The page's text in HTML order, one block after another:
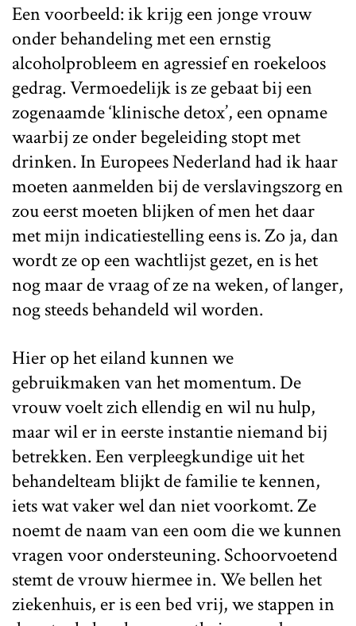
Een voorbeeld: ik krijg een jonge vrouw
onder behandeling met een ernstig
alcoholprobleem en agressief en roekeloos
gedrag. Vermoedelijk is ze gebaat bij een
zogenaamde ‘klinische detox’, een opname
waarbij ze onder begeleiding stopt met
drinken. In Europees Nederland had ik haar
moeten aanmelden bij de verslavingszorg en
zou eerst moeten blijken of men het daar
met mijn indicatiestelling eens is. Zo ja, dan
wordt ze op een wachtlijst gezet, en is het
nog maar de vraag of ze na weken, of langer,
nog steeds behandeld wil worden.
Hier op het eiland kunnen we
gebruikmaken van het momentum. De
vrouw voelt zich ellendig en wil nu hulp,
maar wil er in eerste instantie niemand bij
betrekken. Een verpleegkundige uit het
behandelteam blijkt de familie te kennen,
iets wat vaker wel dan niet voorkomt. Ze
noemt de naam van een oom die we kunnen
vragen voor ondersteuning. Schoorvoetend
stemt de vrouw hiermee in. We bellen het
ziekenhuis, er is een bed vrij, we stappen in